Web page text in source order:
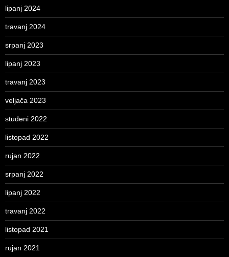
lipanj 2024
travanj 2024
srpanj 2023
lipanj 2023
travanj 2023
veljača 2023
studeni 2022
listopad 2022
rujan 2022
srpanj 2022
lipanj 2022
travanj 2022
listopad 2021
rujan 2021